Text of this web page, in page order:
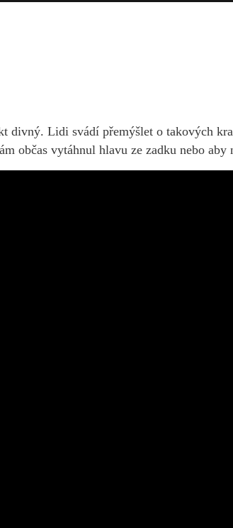
divný. Lidi svádí přemýšlet o takových
občas vytáhnul hlavu ze zadku nebo aby